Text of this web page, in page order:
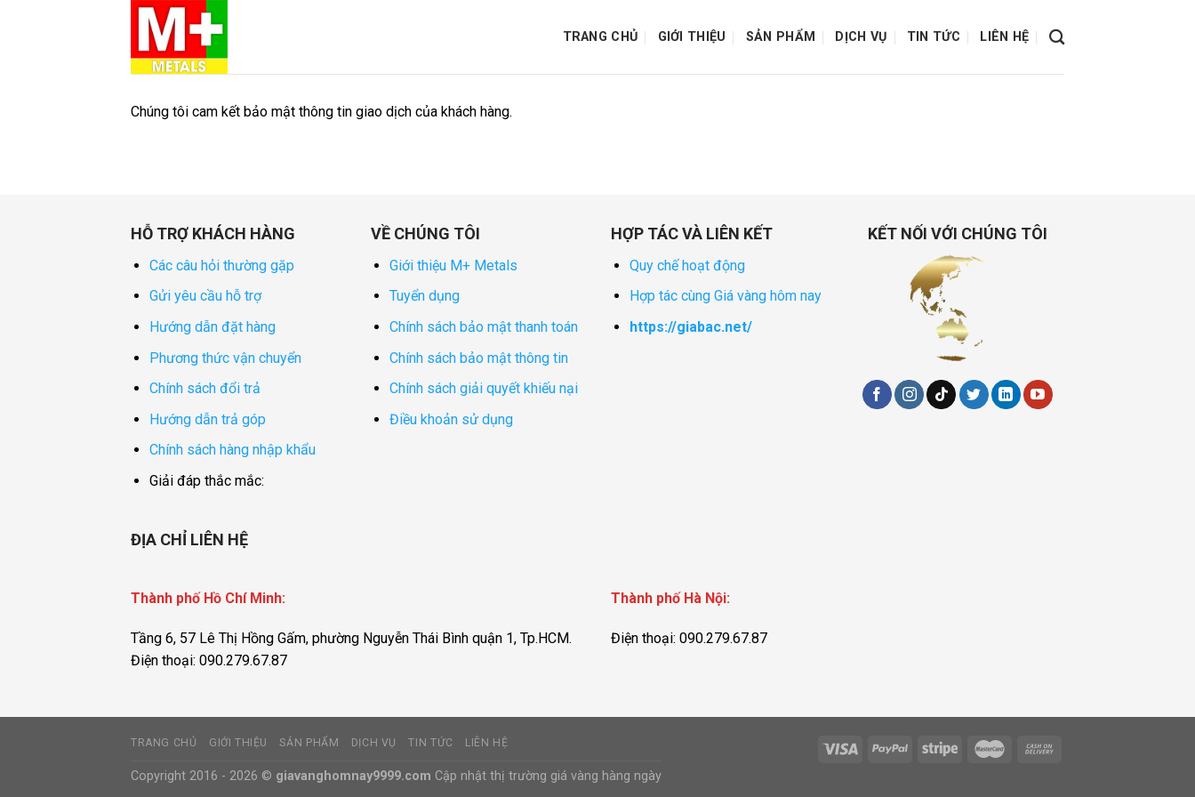
TRANG CHỦ GIỚI THIỆU SẢN PHẨM DỊCH VỤ TIN TỨC LIÊN HỆ
Chúng tôi cam kết bảo mật thông tin giao dịch của khách hàng.
HỖ TRỢ KHÁCH HÀNG
Các câu hỏi thường gặp
Gửi yêu cầu hỗ trợ
Hướng dẫn đặt hàng
Phương thức vận chuyển
Chính sách đổi trả
Hướng dẫn trả góp
Chính sách hàng nhập khẩu
Giải đáp thắc mắc:
VỀ CHÚNG TÔI
Giới thiệu M+ Metals
Tuyển dụng
Chính sách bảo mật thanh toán
Chính sách bảo mật thông tin
Chính sách giải quyết khiếu nại
Điều khoản sử dụng
HỢP TÁC VÀ LIÊN KẾT
Quy chế hoạt động
Hợp tác cùng Giá vàng hôm nay
https://giabac.net/
KẾT NỐI VỚI CHÚNG TÔI
ĐỊA CHỈ LIÊN HỆ
Thành phố Hồ Chí Minh:
Tầng 6, 57 Lê Thị Hồng Gấm, phường Nguyễn Thái Bình quận 1, Tp.HCM.
Điện thoại: 090.279.67.87
Thành phố Hà Nội:
Điện thoại: 090.279.67.87
TRANG CHỦ GIỚI THIỆU SẢN PHẨM DỊCH VỤ TIN TỨC LIÊN HỆ
Copyright 2016 - 2026 © giavanghomnay9999.com Cập nhật thị trường giá vàng hàng ngày